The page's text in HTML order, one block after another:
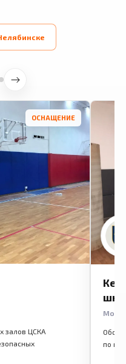
ОСНАЩЕНИЕ
залов ЦСКА
по